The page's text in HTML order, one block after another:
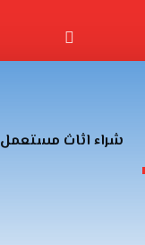
شراء اثاث مستعمل